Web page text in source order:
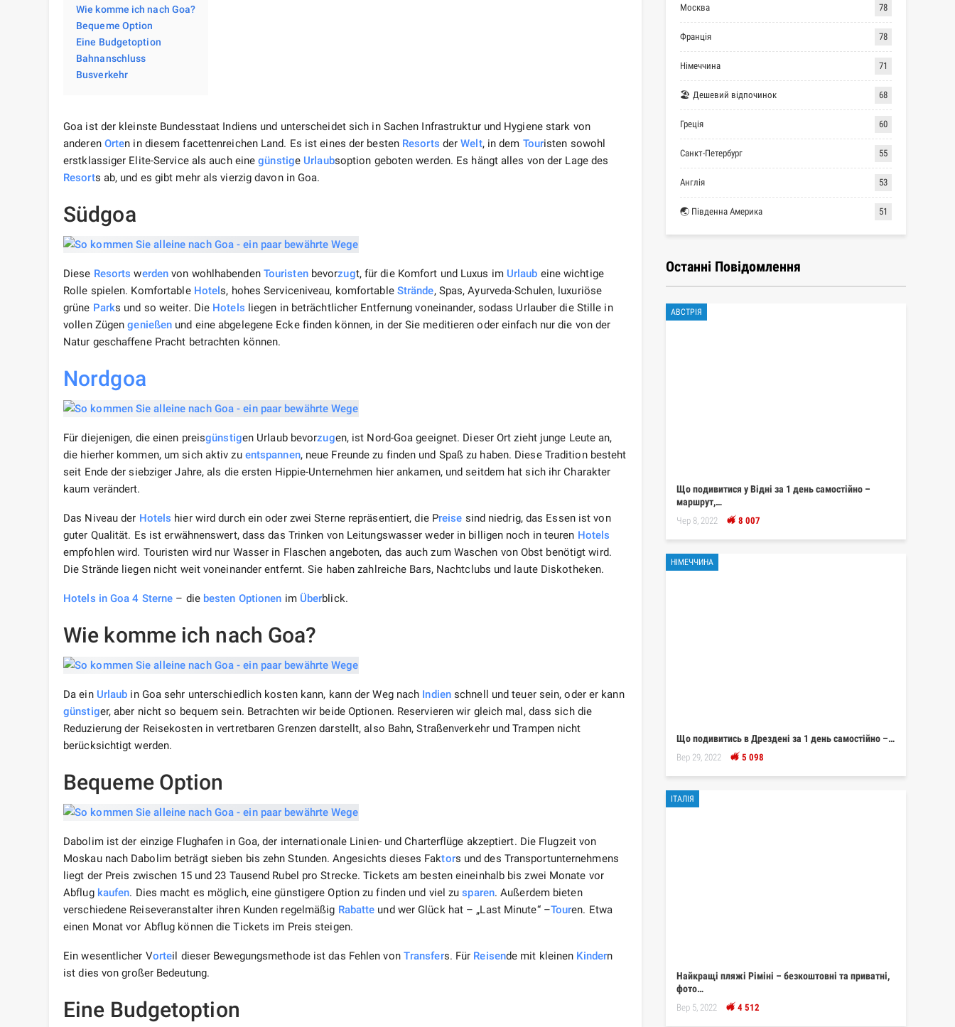
Wie komme ich nach Goa?
Bequeme Option
Eine Budgetoption
Bahnanschluss
Busverkehr
Goa ist der kleinste Bundesstaat Indiens und unterscheidet sich in Sachen Infrastruktur und Hygiene stark von
anderen Orten in diesem facettenreichen Land. Es ist eines der besten Resorts derWelt, in dem Touristen sowohl
erstklassiger Elite-Service als auch einegünstige Urlaubsoption geboten werden. Es hängt alles von der Lage des
Resorts ab, und es gibt mehr als vierzig davon in Goa.
Südgoa
Diese Resorts werden von wohlhabenden Touristenbevorzugt, für die Komfort und Luxus im Urlaub eine wichtige
Rolle spielen. Komfortable Hotels, hohes Serviceniveau, komfortable Strände, Spas, Ayurveda-Schulen, luxuriöse
grüne Parks und so weiter. Die Hotels liegen in beträchtlicher Entfernung voneinander, sodass Urlauber die Stille in
vollen Zügengenießen und eine abgelegene Ecke finden können, in der Sie meditieren oder einfach nur die von der
Natur geschaffene Pracht betrachten können.
Nordgoa
Für diejenigen, die einen preisgünstigen Urlaub bevorzugen, ist Nord-Goa geeignet. Dieser Ort zieht junge Leute an,
die hierher kommen, um sich aktiv zu entspannen, neue Freunde zu finden und Spaß zu haben. Diese Tradition besteht
seit Ende der siebziger Jahre, als die ersten Hippie-Unternehmen hier ankamen, und seitdem hat sich ihr Charakter
kaum verändert.
Das Niveau der Hotels hier wird durch ein oder zwei Sterne repräsentiert, die Preise sind niedrig, das Essen ist von
guter Qualität. Es ist erwähnenswert, dass das Trinken von Leitungswasser weder in billigen noch in teuren Hotels
empfohlen wird. Touristen wird nur Wasser in Flaschen angeboten, das auch zum Waschen von Obst benötigt wird.
Die Strände liegen nicht weit voneinander entfernt. Sie haben zahlreiche Bars, Nachtclubs und laute Diskotheken.
Hotels in Goa 4 Sterne – die besten Optionen im Überblick.
Wie komme ich nach Goa?
Da ein Urlaub in Goa sehr unterschiedlich kosten kann, kann der Weg nach Indienschnell und teuer sein, oder er kann
günstiger, aber nicht so bequem sein. Betrachten wir beide Optionen. Reservieren wir gleich mal, dass sich die
Reduzierung der Reisekosten in vertretbaren Grenzen darstellt, also Bahn, Straßenverkehr und Trampen nicht
berücksichtigt werden.
Bequeme Option
Dabolim ist der einzige Flughafen in Goa, der internationale Linien- und Charterflüge akzeptiert. Die Flugzeit von
Moskau nach Dabolim beträgt sieben bis zehn Stunden. Angesichts dieses Faktors und des Transportunternehmens
liegt der Preis zwischen 15 und 23 Tausend Rubel pro Strecke. Tickets am besten eineinhalb bis zwei Monate vor
Abflug kaufen. Dies macht es möglich, eine günstigere Option zu finden und viel zusparen. Außerdem bieten
verschiedene Reiseveranstalter ihren Kunden regelmäßig Rabatte und wer Glück hat – „Last Minute“ –Touren. Etwa
einen Monat vor Abflug können die Tickets im Preis steigen.
Ein wesentlicher Vorteil dieser Bewegungsmethode ist das Fehlen von Transfers. Für Reisende mit kleinen Kindern
ist dies von großer Bedeutung.
Eine Budgetoption
Москва 78
Франція 78
Німеччина 71
🏖 Дешевий відпочинок 68
Греція 60
Санкт-Петербург 55
Англія 53
🌏 Південна Америка 51
Останні Повідомлення
АВСТРІЯ
Що подивитися у Відні за 1 день самостійно –
маршрут,…
Чер 8, 2022 8 007
НІМЕЧЧИНА
Що подивитись в Дрездені за 1 день самостійно –…
Вер 29, 2022 5 098
ІТАЛІЯ
Найкращі пляжі Ріміні – безкоштовні та приватні,
фото…
Вер 5, 2022 4 512